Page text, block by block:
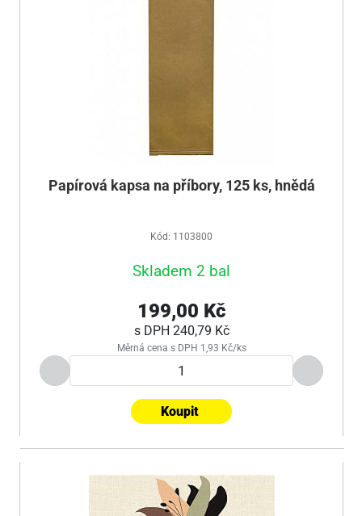
Papírová kapsa na příbory, 125 ks, hnědá
Kód: 1103800
Skladem 2 bal
199,00 Kč
s DPH 240,79 Kč
Měrná cena s DPH 1,93 Kč/ks
Koupit